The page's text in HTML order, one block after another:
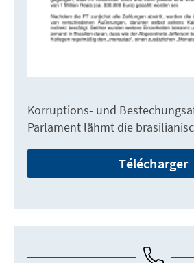
Korruptions- und
Parlament lähmt die
Télécharger